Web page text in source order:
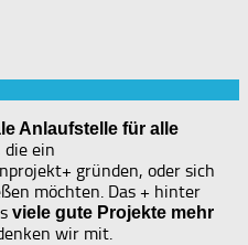
Anlaufstelle für alle
die ein
gründen, oder sich
möchten. Das + hinter
viele gute Projekte mehr
wir mit.